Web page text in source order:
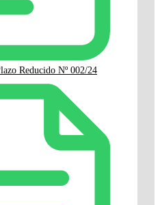
Reducido Nº 002/24